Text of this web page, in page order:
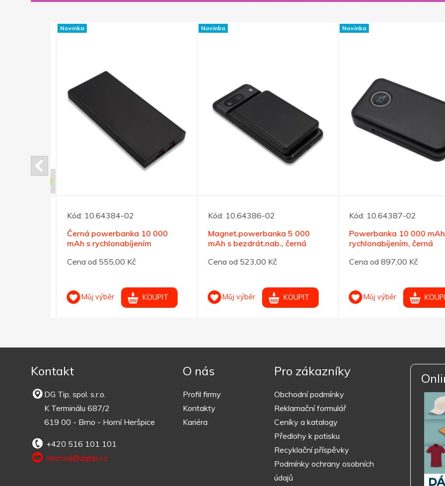
Novinka
Kód:10.64384-02
Černá powerbanka 10 000
mAh s rychlonabíjením
Cena od 555,00 Kč
Můj výběr KOUPIT
Novinka
Kód:10.64386-02
Magnet.powerbanka 5 000
mAh s bezdrát.nab., černá
Cena od 523,00 Kč
Můj výběr KOUPIT
Novinka
Kód:10.64387-02
Powerbanka 10 000 mAh s
rychlonabíjením, černá
Cena od 897,00 Kč
Můj výběr KOUPIT
Kontakt
DG Tip, spol. s.r.o.
K Terminálu 687/2
619 00 - Brno - Horní Heršpice
+420 516 101 101
obchod@dgtip.cz
O nás
Profil firmy
Kontakty
Kariéra
Pro zákazníky
Obchodní podmínky
Reklamační formulář
Ceníky a katalogy
Předlohy k potisku
Recyklační příspěvky
Podmínky ochrany osobních
údajů